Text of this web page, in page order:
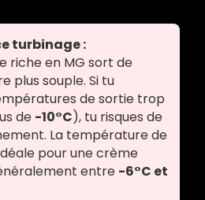
turbinage :
riche en MG sort de
plus souple. Si tu
de sortie trop
de -10°C), tu risques de
La température de
pour une crème
entre -6°C et